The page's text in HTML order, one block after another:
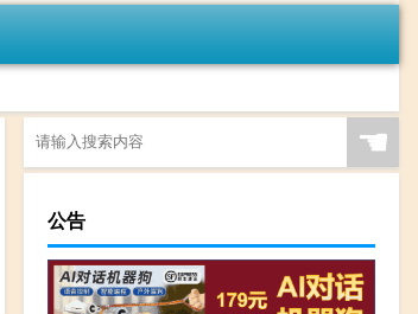
☚
公告